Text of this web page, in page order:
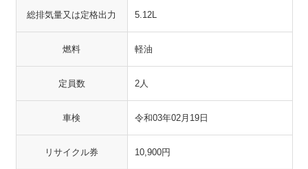
総排気量又は定格出力 5.12L
燃料 軽油
定員数 2人
車検 令和03年02月19日
リサイクル券 10,900円